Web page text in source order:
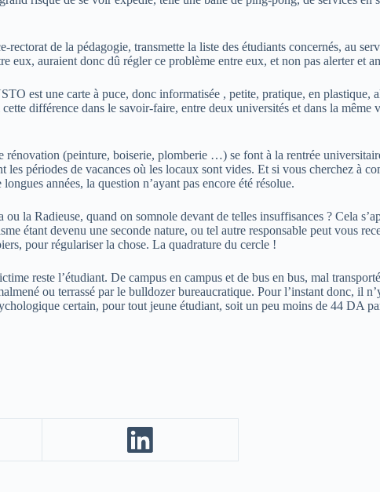
de la pédagogie, transmette la liste des étudiants concernés, au
eux, auraient donc dû régler ce problème entre eux, et non pas alerter et
est une carte à puce, donc informatisée , petite, pratique, en plastique,
différence dans le savoir-faire, entre deux universités et dans la même
rénovation (peinture, boiserie, plomberie …) se font à la rentrée
les périodes de vacances où les locaux sont vides. Et si vous cherchez à
années, la question n’ayant pas encore été résolue.
la Radieuse, quand on somnole devant de telles insuffisances ? Cela
étant devenu une seconde nature, ou tel autre responsable peut vous
pour régulariser la chose. La quadrature du cercle !
reste l’étudiant. De campus en campus et de bus en bus, mal
ou terrassé par le bulldozer bureaucratique. Pour l’instant donc, il
certain, pour tout jeune étudiant, soit un peu moins de 44 DA